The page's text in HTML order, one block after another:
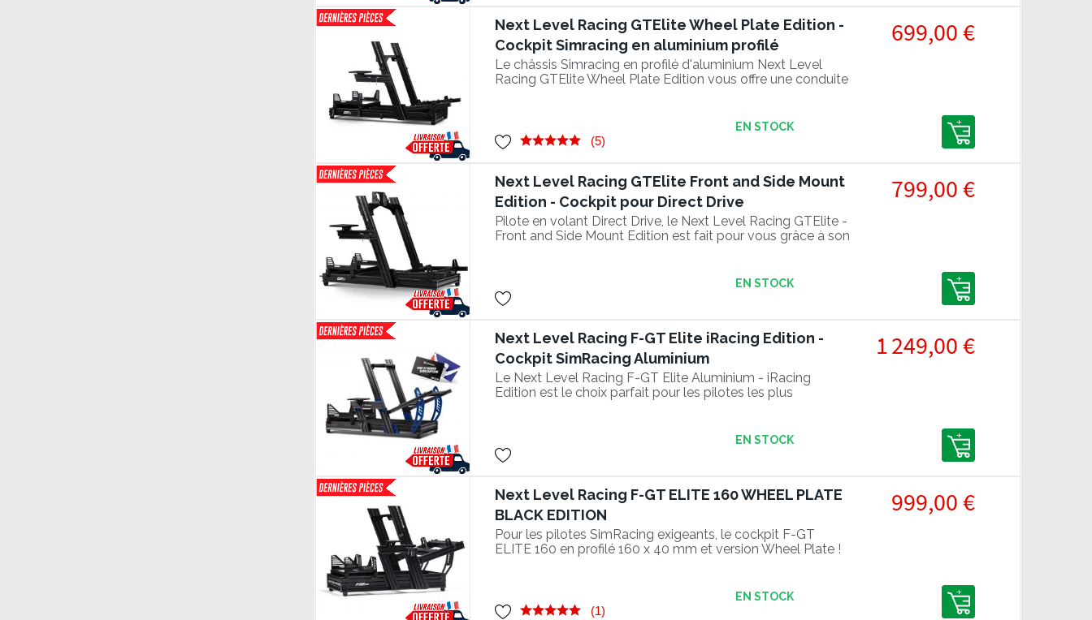
Next Level Racing GTElite Wheel Plate Edition -
Cockpit Simracing en aluminium profilé
Le châssis Simracing en profilé d'aluminium Next Level
Racing GTElite Wheel Plate Edition vous offre une conduite
699,00 €
(5)
EN STOCK
Next Level Racing GTElite Front and Side Mount
Edition - Cockpit pour Direct Drive
Pilote en volant Direct Drive, le Next Level Racing GTElite -
Front and Side Mount Edition est fait pour vous grâce à son
799,00 €
EN STOCK
Next Level Racing F-GT Elite iRacing Edition -
Cockpit SimRacing Aluminium
Le Next Level Racing F-GT Elite Aluminium - iRacing
Edition est le choix parfait pour les pilotes les plus
1 249,00 €
EN STOCK
Next Level Racing F-GT ELITE 160 WHEEL PLATE
BLACK EDITION
Pour les pilotes SimRacing exigeants, le cockpit F-GT
ELITE 160 en profilé 160 x 40 mm et version Wheel Plate !
999,00 €
(1)
EN STOCK